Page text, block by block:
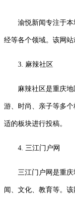
渝悦新闻专注于
经等各个领域。该网站
3. 麻辣社区
麻辣社区是重庆
游、时尚、亲子等多
适的板块进行投稿。
4. 三江门户网
三江门户网是重
闻、文化、教育等。